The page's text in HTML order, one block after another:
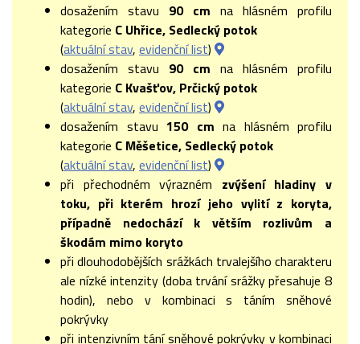
dosažením stavu 90 cm na hlásném profilu
kategorie C Uhřice, Sedlecký potok
(aktuální stav, evidenční list)
dosažením stavu 90 cm na hlásném profilu
kategorie C Kvašťov, Prčický potok
(aktuální stav, evidenční list)
dosažením stavu 150 cm na hlásném profilu
kategorie C Měšetice, Sedlecký potok
(aktuální stav, evidenční list)
při přechodném výrazném zvýšení hladiny v
toku, při kterém hrozí jeho vylití z koryta,
případně nedochází k větším rozlivům a
škodám mimo koryto
při dlouhodobějších srážkách trvalejšího charakteru
ale nízké intenzity (doba trvání srážky přesahuje 8
hodin), nebo v kombinaci s táním sněhové
pokrývky
při intenzivním tání sněhové pokrývky v kombinaci